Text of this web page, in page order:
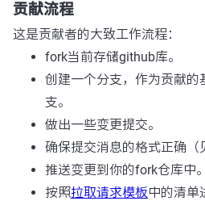
贡献流程
这是贡献者的大致工作流程：
fork当前存储github库。
创建一个分支，作为贡献的
支。
做出一些变更提交。
确保提交消息的格式正确（
推送变更到你的fork仓库中。
按照拉取请求模板中的清单